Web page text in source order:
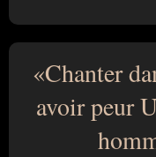
Chanter
avoir peur